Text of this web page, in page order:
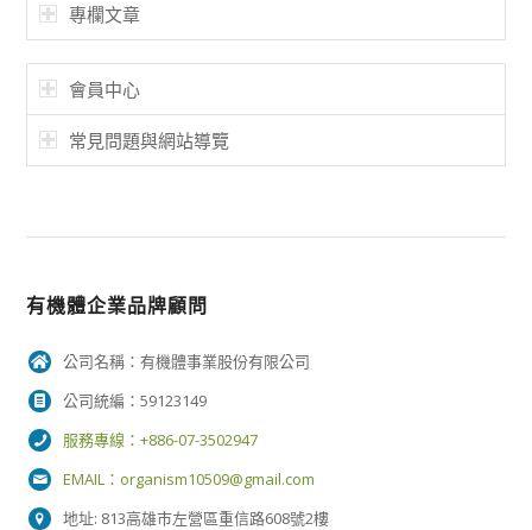
專欄文章
會員中心
常見問題與網站導覽
有機體企業品牌顧問
公司名稱：有機體事業股份有限公司
公司統編：59123149
服務專線：+886-07-3502947
EMAIL： organism10509@gmail.com
地址: 813高雄市左營區重信路608號2樓